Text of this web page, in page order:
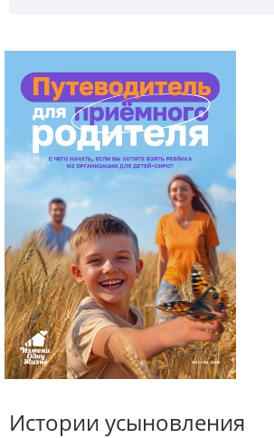
Истории усыновления